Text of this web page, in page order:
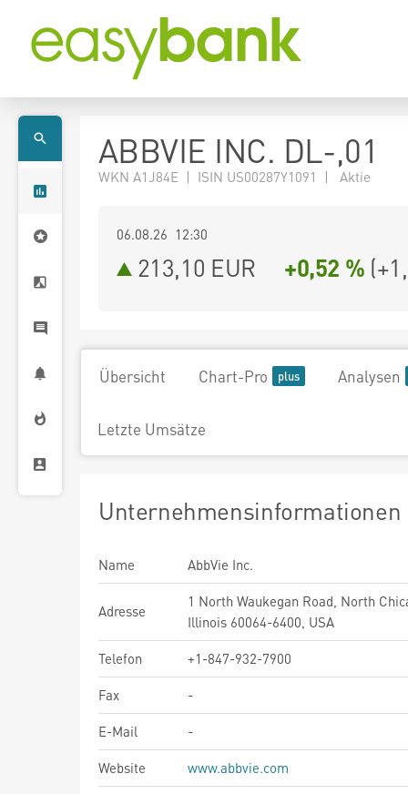
ABBVIE INC. DL-,01
WKN A1J84E | ISIN US00287Y1091 | Aktie
06.08.26 12:30
213,10 EUR +0,52 % (
Übersicht Chart-Pro Analysen
Letzte Umsätze
Unternehmensinformationen
Name AbbVie Inc.
Adresse
1 North Waukegan Road, North
Illinois 60064-6400, USA
Telefon
+1-847-932-7900
Fax
-
E-Mail
-
Website
www.abbvie.com